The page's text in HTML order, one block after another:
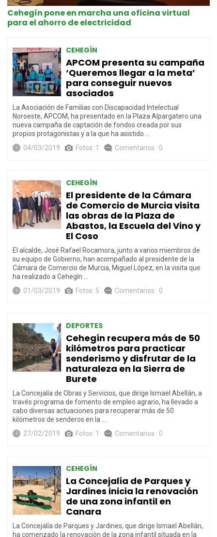
Cehegín pone en marcha una oficina virtual
para el ahorro de electricidad
CEHEGÍN
APCOM presenta su campaña
‘Queremos llegar a la meta’
para conseguir nuevos
asociados
La Asociación de Familias con Discapacidad Intelectual
Noroeste, APCOM, ha presentado en la Plaza Alpargatero una
nueva campaña de captación de fondos creada por sus
propios protagonistas y a la que ha asistido …
04/03/2019
Fotos: 1 Comentarios : 0
CEHEGÍN
El presidente de la Cámara
de Comercio de Murcia visita
las obras de la Plaza de
Abastos, la Escuela del Vino y
El Coso
El alcalde, José Rafael Rocamora, junto a varios miembros de
su equipo de Gobierno, han acompañado al presidente de la
Cámara de Comercio de Murcia, Miguel López, en la visita que
ha realizado a Cehegín …
01/03/2019
Fotos: 5 Comentarios : 0
DEPORTES
Cehegín recupera más de 50
kilómetros para practicar
senderismo y disfrutar de la
naturaleza en la Sierra de
Burete
La Concejalía de Obras y Servicios, que dirige Ismael Abellán, a
través programa de fomento de empleo agrario, ha llevado a
cabo diversas actuaciones para recuperar más de 50
kilómetros de senderos en la …
27/02/2019
Fotos: 1 Comentarios : 0
CEHEGÍN
La Concejalía de Parques y
Jardines inicia la renovación
de una zona infantil en
Canara
La Concejalía de Parques y Jardines, que dirige Ismael Abellán,
ha comenzado la renovación de la zona infantil situada en la